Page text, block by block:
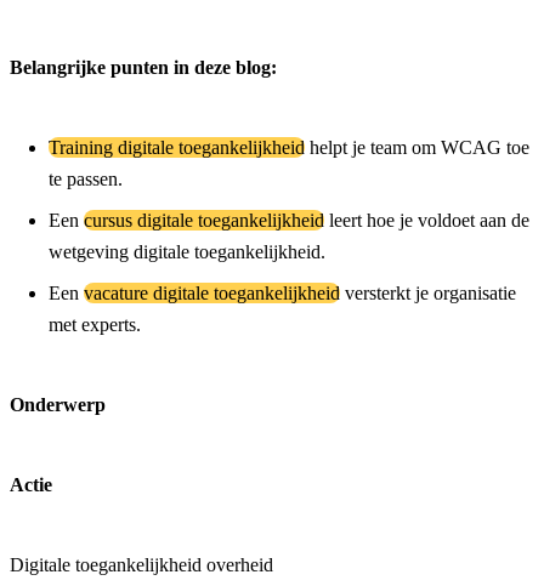
Belangrijke punten in deze blog:
Training digitale toegankelijkheid helpt je team om WCAG toe
te passen.
Een cursus digitale toegankelijkheid leert hoe je voldoet aan de
wetgeving digitale toegankelijkheid.
Een vacature digitale toegankelijkheid versterkt je organisatie
met experts.
Onderwerp
Actie
Digitale toegankelijkheid overheid